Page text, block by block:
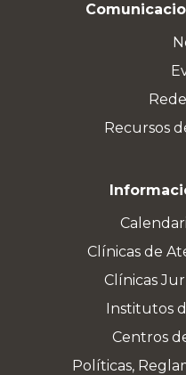
Recursos
Clínicas de
Clínicas
Institutos
Centros
Políticas,